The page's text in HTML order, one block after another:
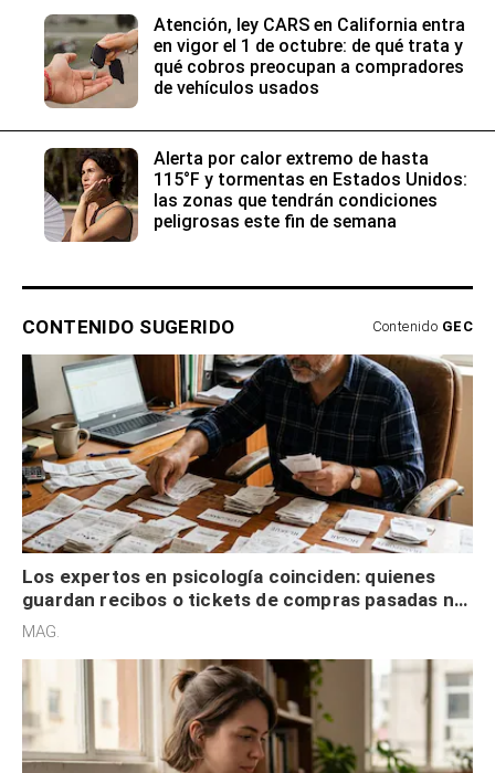
Atención, ley CARS en California entra
en vigor el 1 de octubre: de qué trata y
qué cobros preocupan a compradores
de vehículos usados
Alerta por calor extremo de hasta
115°F y tormentas en Estados Unidos:
las zonas que tendrán condiciones
peligrosas este fin de semana
CONTENIDO SUGERIDO Contenido GEC
Los expertos en psicología coinciden: quienes
guardan recibos o tickets de compras pasadas no
son acumuladores, sino que tienen necesidad de
MAG.